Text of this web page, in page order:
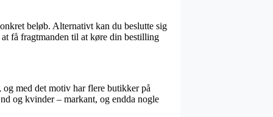
beløb. Alternativt kan du beslutte sig
få fragtmanden til at køre din bestilling
med det motiv har flere butikker på
og kvinder – markant, og endda nogle